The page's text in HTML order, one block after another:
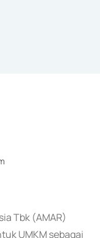
Tbk (AMAR)
UMKM sebagai